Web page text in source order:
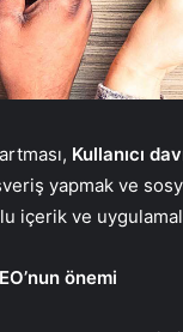
Kullanıcı
yapmak ve
içerik ve
önemi